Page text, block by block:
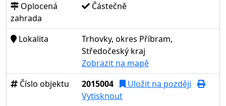
Oplocená
zahrada
Částečně
Lokalita
Trhovky, okres Příbram,
Středočeský kraj
Zobrazit na mapě
Číslo objektu
2015004
Uložit na později
Vytisknout